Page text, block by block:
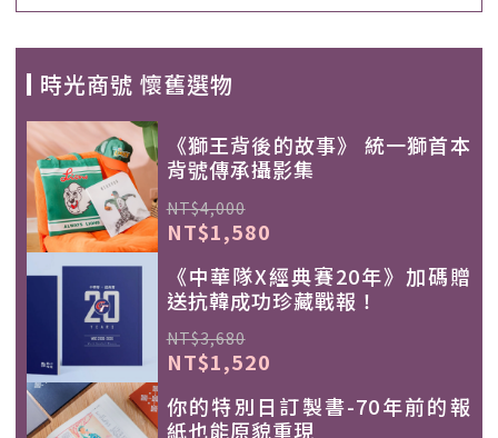
時光商號 懷舊選物
《獅王背後的故事》 統一獅首本
背號傳承攝影集
NT$4,000
NT$1,580
《中華隊X經典賽20年》加碼贈
送抗韓成功珍藏戰報！
NT$3,680
NT$1,520
你的特別日訂製書-70年前的報
紙也能原貌重現